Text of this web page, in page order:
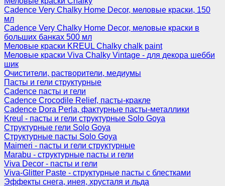
Cadence Very Chalky Home Decor, меловые краски, 150
мл
Cadence Very Chalky Home Decor, меловые краски в
больших банках 500 мл
Меловые краски KREUL Chalky chalk paint
Меловые краски Viva Chalky Vintage - для декора шебби
шик
Очистители, растворители, медиумы
Пасты и гели структурные
Cadence пасты и гели
Cadence Crocodile Relief, пасты-кракле
Cadence Dora Perla, фактурные пасты-металлики
Kreul - пасты и гели структурные Solo Goya
Структурные гели Solo Goya
Структурные пасты Solo Goya
Maimeri - пасты и гели структурные
Marabu - структурные пасты и гели
Viva Decor - пасты и гели
Viva-Glitter Paste - структурные пасты с блестками
Эффекты снега, инея, хрусталя и льда